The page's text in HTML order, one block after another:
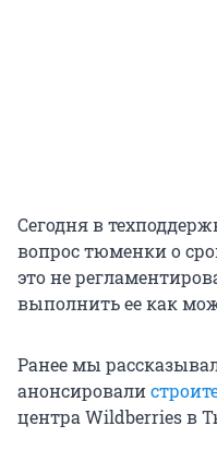
Сегодня в
вопрос тюменки о
это не
выполнить ее как
Ранее мы
анонсировали
центра Wildberries в